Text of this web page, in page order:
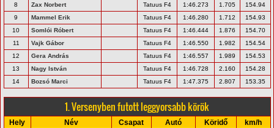
8
Zax Norbert Tatuus F4 1:46.273 1.705
154.94
9
Mammel Erik Tatuus F4 1:46.280 1.712
154.93
10
Somlói Róbert Tatuus F4 1:46.444 1.876
154.70
11
Vajk Gábor Tatuus F4 1:46.550 1.982
154.54
12
Gera András Tatuus F4 1:46.557 1.989
154.53
13
Nagy István Tatuus F4 1:46.728 2.160
154.28
14
Bozsó Marci Tatuus F4 1:47.375 2.807 153.35
1. Versenyben futott leggyorsabb körök
Hely Név Csapat Autó Köridő km/h